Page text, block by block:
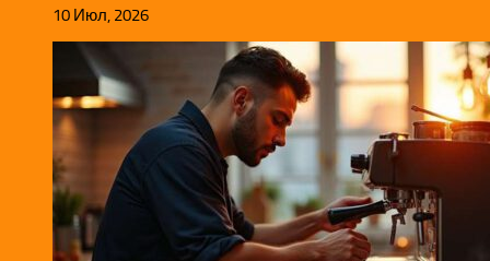
10 Июл, 2026